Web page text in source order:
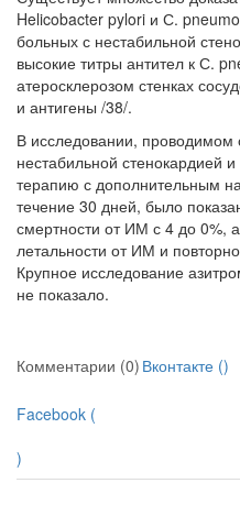
Helico­bacter pylori и С.
больных с нестабильной
высокие титры антител к С.
атеросклерозом стенках
и антигены /38/.
В исследовании, проводимом
нестабильной стено­кардией
терапию с дополнительным
течение 30 дней, было
смертности от ИМ с 4 до 0%,
летальности от ИМ и
Крупное исследование
не показало.
Комментарии (0) Вконтакте ()
Facebook (
)